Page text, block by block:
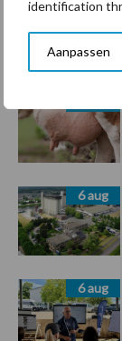
identification
Aanpassen
7 aug
6 aug
6 aug